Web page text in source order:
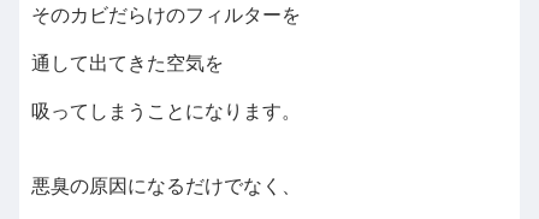
そのカビだらけのフィルターを
通して出てきた空気を
吸ってしまうことになります。
悪臭の原因になるだけでなく、